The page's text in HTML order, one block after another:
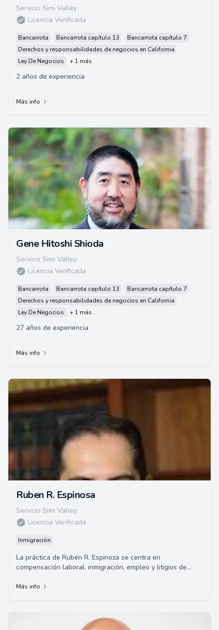
Servicio Simi Valley
Licencia Verificada
Bancarrota Bancarrota capítulo 13
Bancarrota capítulo 7
Derechos y responsabilidades de negocios en California
Ley De Negocios
+ 1 más
2 años de experiencia
Más info
Gene Hitoshi Shioda
Servicio Simi Valley
Licencia Verificada
Bancarrota Bancarrota capítulo 13
Bancarrota capítulo 7
Derechos y responsabilidades de negocios en California
Ley De Negocios
+ 1 más
27 años de experiencia
Más info
Ruben R. Espinosa
Servicio Simi Valley
Licencia Verificada
Inmigración
La práctica de Rubén R. Espinoza se centra en
compensación laboral, inmigración, empleo y litigios de
Más info